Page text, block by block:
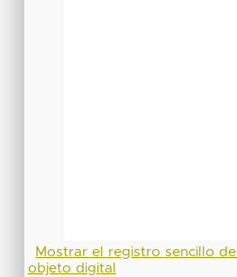
Mostrar el registro sencillo del
objeto digital